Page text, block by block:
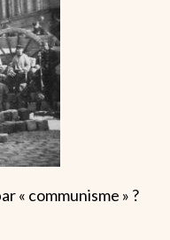
« communisme » ?